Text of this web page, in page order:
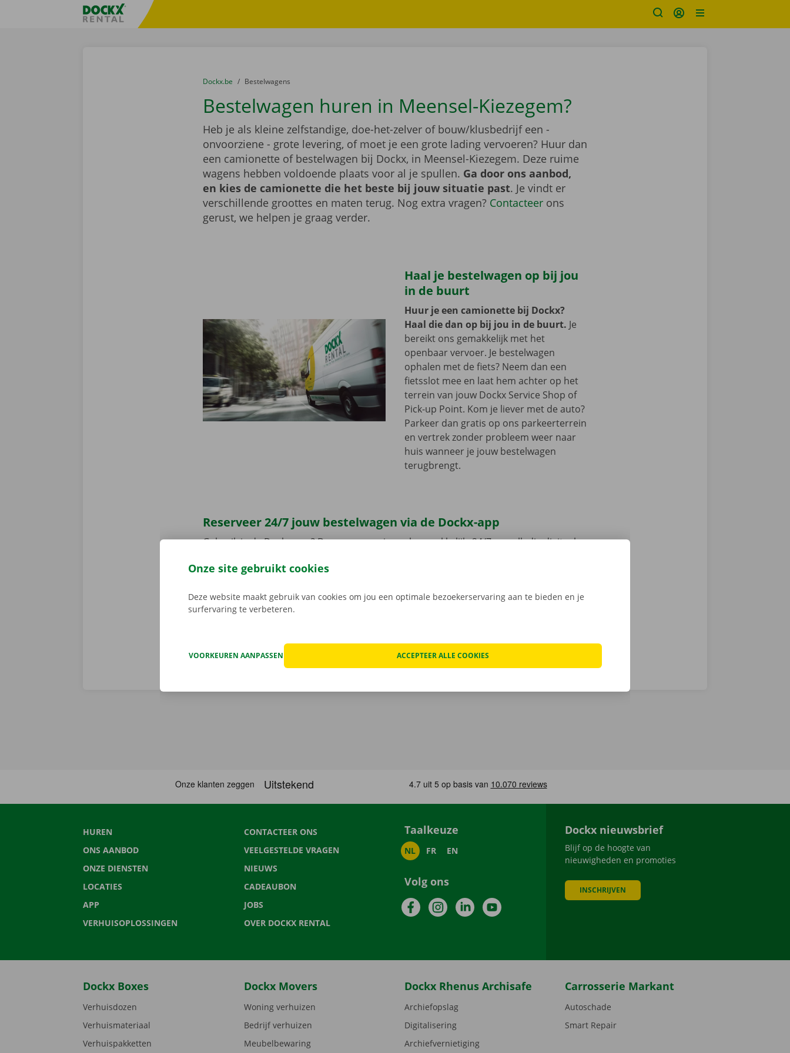
Taalselectie overslaanFratello DEMO
U bevindt zich hier:
van
Dockx.be naar
Bestelwagens
Bestelwagen huren in Meensel-Kiezegem?
Heb je als kleine zelfstandige, doe-het-zelver of bouw/klusbedrijf een -
onvoorziene - grote levering, of moet je een grote lading vervoeren? Huur dan
een camionette of bestelwagen bij Dockx, in Meensel-Kiezegem. Deze ruime
wagens hebben voldoende plaats voor al je spullen. Ga door ons aanbod,
en kies de camionette die het beste bij jouw situatie past. Je vindt er
verschillende groottes en maten terug. Nog extra vragen? Contacteerons
gerust, we helpen je graag verder.
Haal je bestelwagen op bij jou
in de buurt
Huur je een camionette bij Dockx?
Haal die dan op bij jou in de buurt. Je
bereikt ons gemakkelijk met het
openbaar vervoer. Je bestelwagen
ophalen met de fiets? Neem dan een
fietsslot mee en laat hem achter op het
terrein van jouw Dockx Service Shop of
Pick-up Point. Kom je liever met de auto?
Parkeer dan gratis op ons parkeerterrein
en vertrek zonder probleem weer naar
huis wanneer je jouw bestelwagen
terugbrengt.
Reserveer 24/7 jouw bestelwagen via de Dockx-app
Gebruik je de Dockx-app? Dan reserveer je snel, gemakkelijk, 24/7 en volledig digitaal.
de digitale sleutel aan het Pick-up Point of Dockx Service Shop naar jouw keuze.
App Store.
HUREN
ONS AANBOD
ONZE DIENSTEN
LOCATIES
APP
VERHUISOPLOSSINGEN
CONTACTEER ONS
VEELGESTELDE VRAGEN
NIEUWS
CADEAUBON
JOBS
OVER DOCKX RENTAL
Taalkeuze
NL FR EN
Volg ons
FacebookInstagramLinkedInYouTube
Dockx nieuwsbrief
Blijf op de hoogte van
nieuwigheden en promoties
INSCHRIJVEN
Dockx Boxes
Verhuisdozen
Verhuismateriaal
Verhuispakketten
Dockx Movers
Woning verhuizen
Bedrijf verhuizen
Meubelbewaring
Dockx Rhenus Archisafe
Archiefopslag
Digitalisering
Archiefvernietiging
Carrosserie Markant
Autoschade
Smart Repair
Onze site gebruikt cookies
Deze website maakt gebruik van cookies om jou een optimale bezoekerservaring aan te bieden en je
surfervaring te verbeteren.
VOORKEUREN AANPASSEN ACCEPTEER ALLE COOKIES